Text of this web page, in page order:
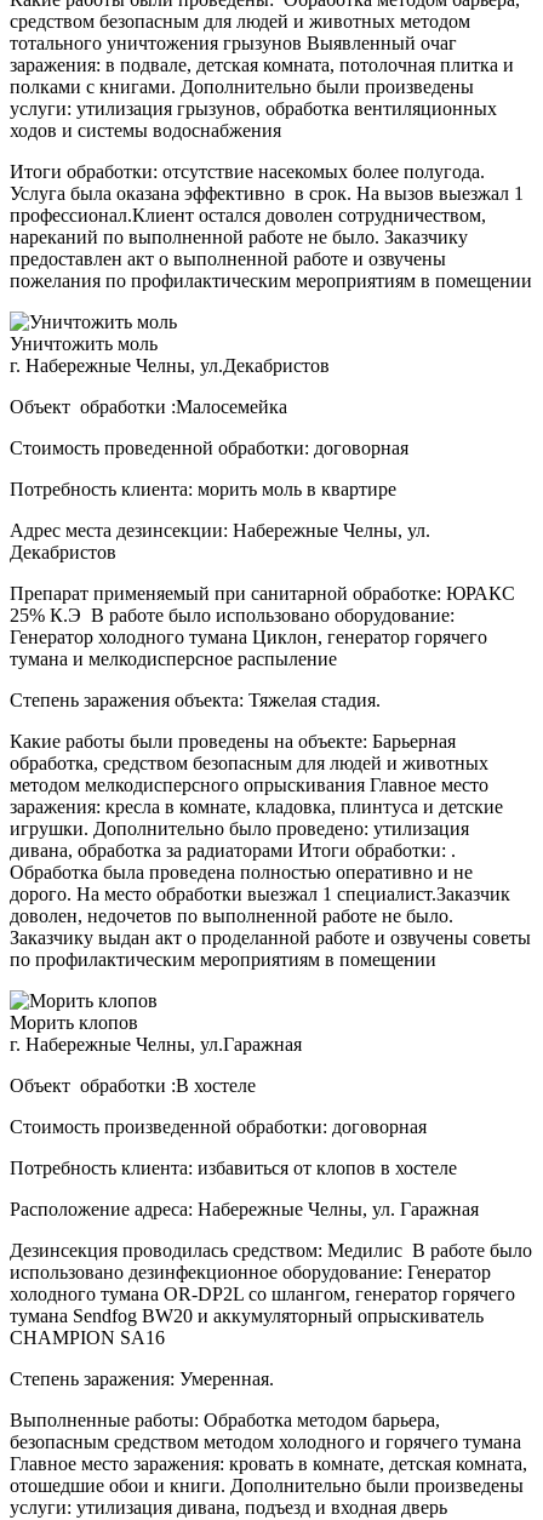
средством безопасным для людей и животных методом
тотального уничтожения грызунов Выявленный очаг
заражения: в подвале, детская комната, потолочная плитка и
полками с книгами. Дополнительно были произведены
услуги: утилизация грызунов, обработка вентиляционных
ходов и системы водоснабжения
Итоги обработки: отсутствие насекомых более полугода.
Услуга была оказана эффективно в срок. На вызов выезжал 1
профессионал.Клиент остался доволен сотрудничеством,
нареканий по выполненной работе не было. Заказчику
предоставлен акт о выполненной работе и озвучены
пожелания по профилактическим мероприятиям в помещении
Уничтожить моль
г. Набережные Челны, ул.Декабристов
Объект обработки :Малосемейка
Стоимость проведенной обработки: договорная
Потребность клиента: морить моль в квартире
Адрес места дезинсекции: Набережные Челны, ул.
Декабристов
Препарат применяемый при санитарной обработке: ЮРАКС
25% К.Э В работе было использовано оборудование:
Генератор холодного тумана Циклон, генератор горячего
тумана и мелкодисперсное распыление
Степень заражения объекта: Тяжелая стадия.
Какие работы были проведены на объекте: Барьерная
обработка, средством безопасным для людей и животных
методом мелкодисперсного опрыскивания Главное место
заражения: кресла в комнате, кладовка, плинтуса и детские
игрушки. Дополнительно было проведено: утилизация
дивана, обработка за радиаторами Итоги обработки: .
Обработка была проведена полностью оперативно и не
дорого. На место обработки выезжал 1 специалист.Заказчик
доволен, недочетов по выполненной работе не было.
Заказчику выдан акт о проделанной работе и озвучены советы
по профилактическим мероприятиям в помещении
Морить клопов
г. Набережные Челны, ул.Гаражная
Объект обработки :В хостеле
Стоимость произведенной обработки: договорная
Потребность клиента: избавиться от клопов в хостеле
Расположение адреса: Набережные Челны, ул. Гаражная
Дезинсекция проводилась средством: Медилис В работе было
использовано дезинфекционное оборудование: Генератор
холодного тумана OR-DP2L со шлангом, генератор горячего
тумана Sendfog BW20 и аккумуляторный опрыскиватель
CHAMPION SA16
Степень заражения: Умеренная.
Выполненные работы: Обработка методом барьера,
безопасным средством методом холодного и горячего тумана
Главное место заражения: кровать в комнате, детская комната,
отошедшие обои и книги. Дополнительно были произведены
услуги: утилизация дивана, подъезд и входная дверь